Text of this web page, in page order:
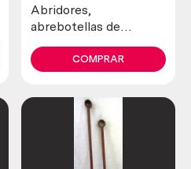
Abridores,
abrebotellas de
COMPRAR